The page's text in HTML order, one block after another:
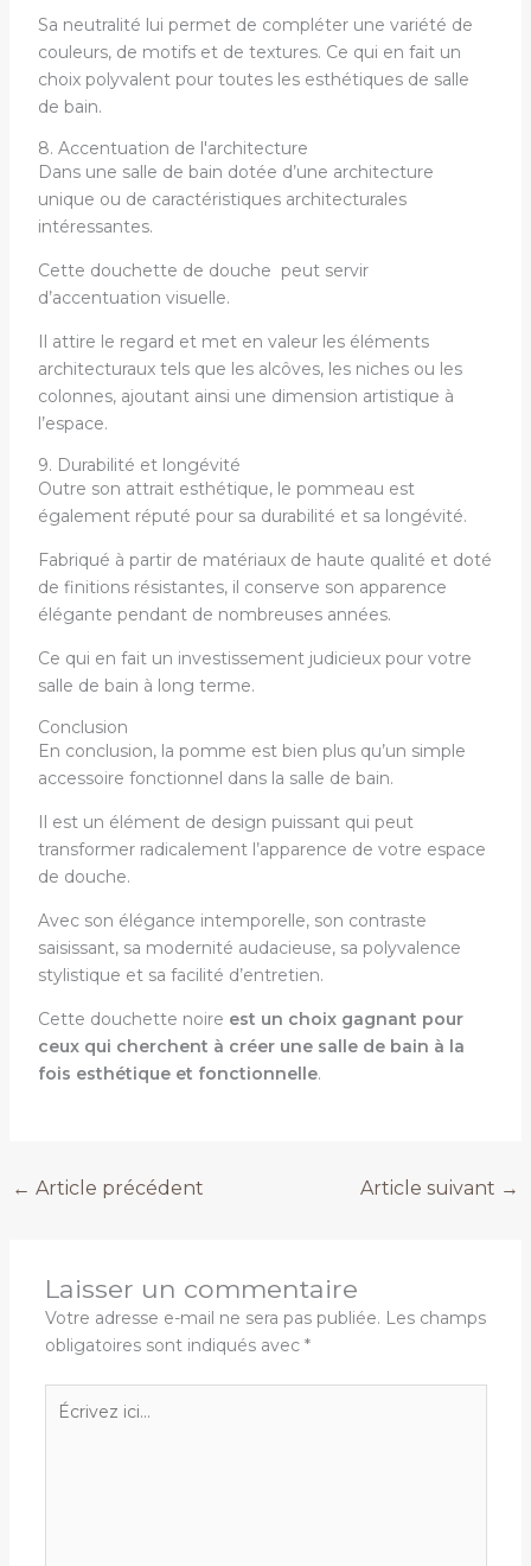
Sa neutralité lui permet de compléter une variété de
couleurs, de motifs et de textures. Ce qui en fait un
choix polyvalent pour toutes les esthétiques de salle
de bain.
8. Accentuation de l'architecture
Dans une salle de bain dotée d’une architecture
unique ou de caractéristiques architecturales
intéressantes.
Cette douchette de douche peut servir
d’accentuation visuelle.
Il attire le regard et met en valeur les éléments
architecturaux tels que les alcôves, les niches ou les
colonnes, ajoutant ainsi une dimension artistique à
l’espace.
9. Durabilité et longévité
Outre son attrait esthétique, le pommeau est
également réputé pour sa durabilité et sa longévité.
Fabriqué à partir de matériaux de haute qualité et doté
de finitions résistantes, il conserve son apparence
élégante pendant de nombreuses années.
Ce qui en fait un investissement judicieux pour votre
salle de bain à long terme.
Conclusion
En conclusion, la pomme est bien plus qu’un simple
accessoire fonctionnel dans la salle de bain.
Il est un élément de design puissant qui peut
transformer radicalement l’apparence de votre espace
de douche.
Avec son élégance intemporelle, son contraste
saisissant, sa modernité audacieuse, sa polyvalence
stylistique et sa facilité d’entretien.
Cette douchette noire est un choix gagnant pour
ceux qui cherchent à créer une salle de bain à la
fois esthétique et fonctionnelle.
← Article précédent Article suivant →
Laisser un commentaire
Votre adresse e-mail ne sera pas publiée. Les champs
obligatoires sont indiqués avec *
Écrivez
ici…